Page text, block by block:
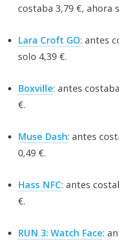
costaba 3,79 €, ahora
Lara Croft GO: antes
solo 4,39 €.
Boxville: antes
€.
Muse Dash: antes
0,49 €.
Hass NFC: antes
€.
RUN 3: Watch Face: